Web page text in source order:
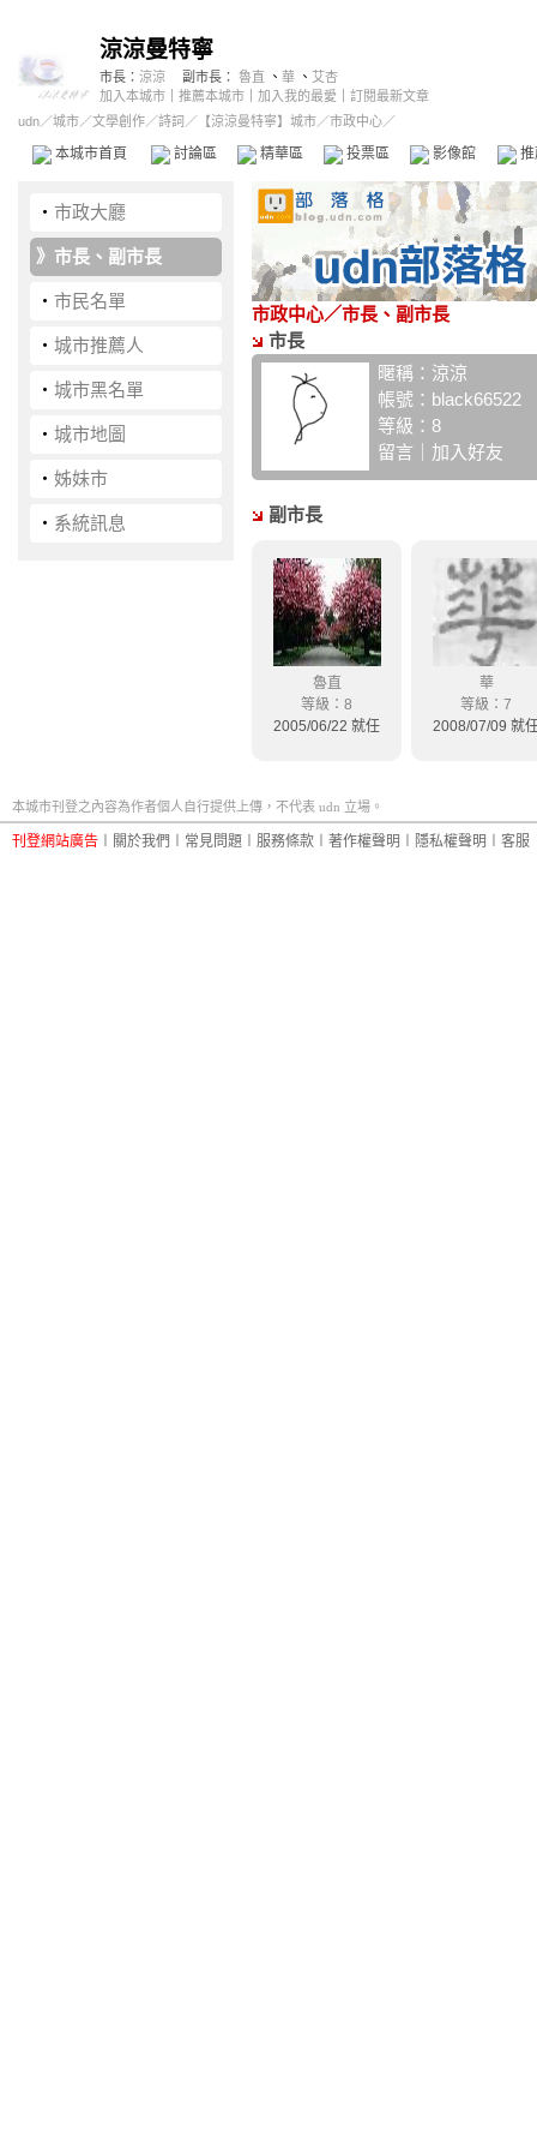
涼涼曼特寧
市長： 涼涼 副市長： 魯直 、 華 、 艾杏
加入本城市
推薦本城市 加入我的最愛
訂閱最新文章
udn／城市／文學創作／詩詞 ／ 【涼涼曼特寧】城市／市政中心／
本城市首頁 討論區 精華區 投票區 影像館
‧ 市政大廳
》 市長、副市長
‧ 市民名單
‧ 城市推薦人
‧ 城市黑名單
‧ 城市地圖
‧ 姊妹市
‧ 系統訊息
市政中心／市長、副市長
市長
暱稱： 涼涼
帳號： black66522
等級：8
留言
加入好友
副市長
魯直
等級：8
2005/06/22 就任
華
等級：7
2008/07/09 就
本城市刊登之內容為作者個人自行提供上傳，不代表 udn 立場。
刊登網站廣告 關於我們 常見問題 服務條款 著作權聲明 隱私權聲明 客服